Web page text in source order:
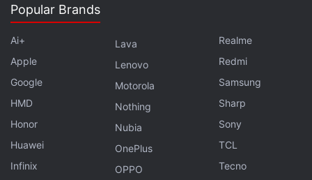
Popular Brands
Ai+
Apple
Google
HMD
Honor
Huawei
Infinix
Lava
Lenovo
Motorola
Nothing
Nubia
OnePlus
OPPO
Realme
Redmi
Samsung
Sharp
Sony
TCL
Tecno